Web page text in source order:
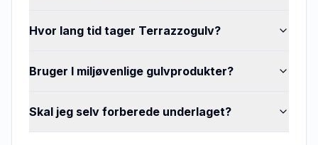
Hvor lang tid tager Terrazzogulv?
Bruger I miljøvenlige gulvprodukter?
Skal jeg selv forberede underlaget?